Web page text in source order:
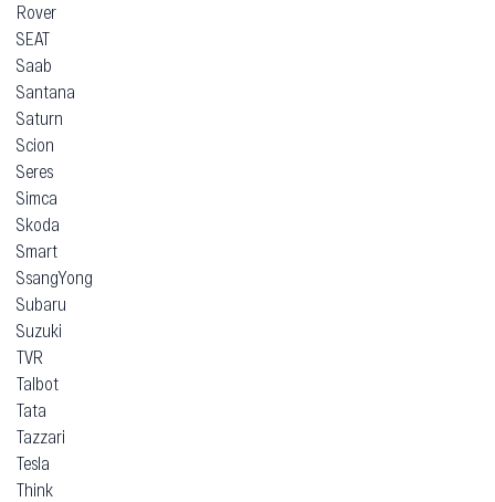
Rover
SEAT
Saab
Santana
Saturn
Scion
Seres
Simca
Skoda
Smart
SsangYong
Subaru
Suzuki
TVR
Talbot
Tata
Tazzari
Tesla
Think